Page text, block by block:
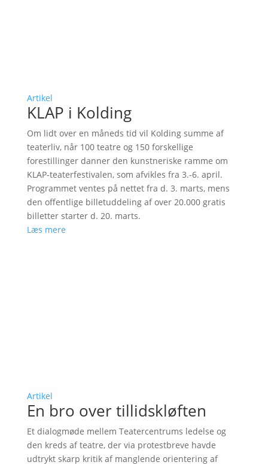
Artikel
KLAP i Kolding
Om lidt over en måneds tid vil Kolding summe af
teaterliv, når 100 teatre og 150 forskellige
forestillinger danner den kunstneriske ramme om
KLAP-teaterfestivalen, som afvikles fra 3.-6. april.
Programmet ventes på nettet fra d. 3. marts, mens
den offentlige billetuddeling af over 20.000 gratis
billetter starter d. 20. marts.
Læs mere
Artikel
En bro over tillidskløften
Et dialogmøde mellem Teatercentrums ledelse og
den kreds af teatre, der via protestbreve havde
udtrykt skarp kritik af manglende orientering af